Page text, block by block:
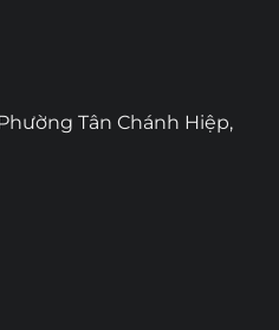
Tân Chánh Hiệp,